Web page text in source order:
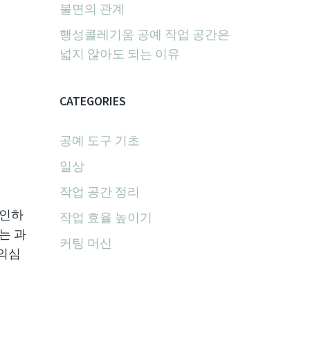
하
과
심
불면의 관계
행성콜레기움 공예 작업 공간은
넓지 않아도 되는 이유
CATEGORIES
공예 도구 기초
일상
작업 공간 정리
작업 효율 높이기
커팅 머신